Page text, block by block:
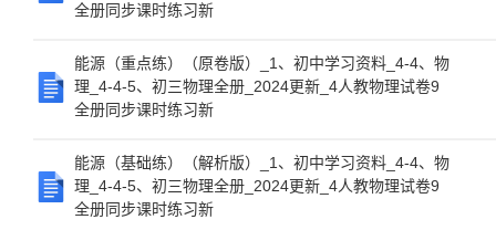
全册同步课时练习新
能源（重点练）（原卷版）_1、初中学习资料_4-4、物
理_4-4-5、初三物理全册_2024更新_4人教物理试卷9
全册同步课时练习新
能源（基础练）（解析版）_1、初中学习资料_4-4、物
理_4-4-5、初三物理全册_2024更新_4人教物理试卷9
全册同步课时练习新